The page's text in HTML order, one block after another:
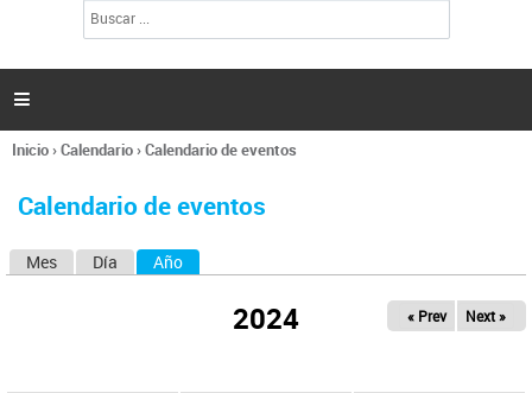
l
s

Se
usted
Inicio›Calendario›Calendario de eventos
Calendario de eventos
Mes Día Año
2024 « Prev Next »